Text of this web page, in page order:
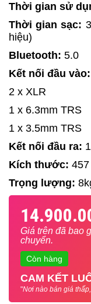
Thời gian sử
Thời gian sạc:
hiệu)
Bluetooth: 5.0
Kết nối đầu vào:
2 x XLR
1 x 6.3mm TRS
1 x 3.5mm TRS
Kết nối đầu ra:
Kích thước:
Trọng lượng:
Giá trên đã bao
chuyển.
Còn hàng
CAM KẾT
"Nơi nào bán giá